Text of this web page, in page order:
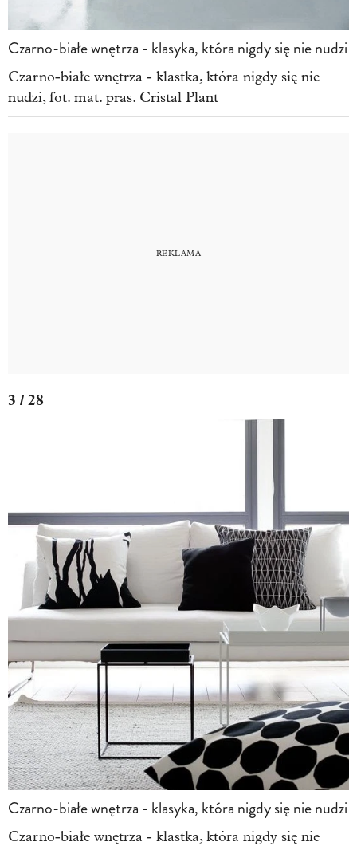
Czarno-białe wnętrza - klasyka, która nigdy się nie nudzi
Czarno-białe wnętrza - klastka, która nigdy się nie
nudzi, fot. mat. pras. Cristal Plant
3 / 28
Czarno-białe wnętrza - klasyka, która nigdy się nie nudzi
Czarno-białe wnętrza - klastka, która nigdy się nie